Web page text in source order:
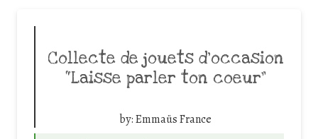
Collecte de jouets d’occasion
“Laisse parler ton coeur”
by:Emmaüs France